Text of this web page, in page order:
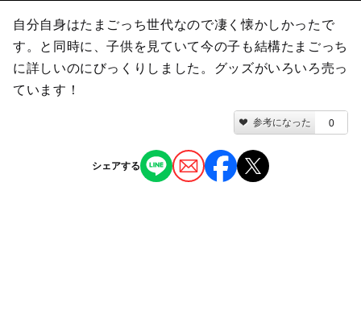
自分自身はたまごっち世代なので凄く懐かしかったで
す。と同時に、子供を見ていて今の子も結構たまごっち
に詳しいのにびっくりしました。グッズがいろいろ売っ
ています！
参考になった 0
シェアする